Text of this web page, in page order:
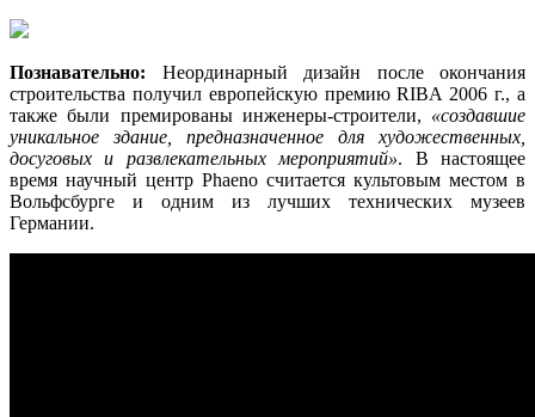
Познавательно: Неординарный дизайн после окончания
строительства получил европейскую премию RIBA 2006 г., а
также были премированы инженеры-строители, «создавшие
уникальное здание, предназначенное для художественных,
досуговых и развлекательных мероприятий». В настоящее
время научный центр Phaeno считается культовым местом в
Вольфсбурге и одним из лучших технических музеев
Германии.